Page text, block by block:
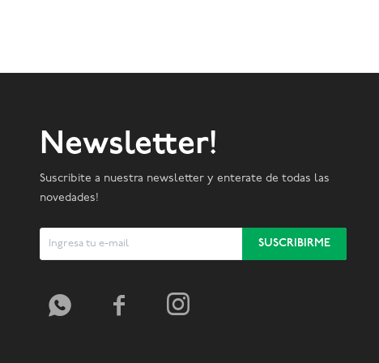
Newsletter!
Suscribite a nuestra newsletter y enterate de todas las
novedades!
SUSCRIBIRME
  